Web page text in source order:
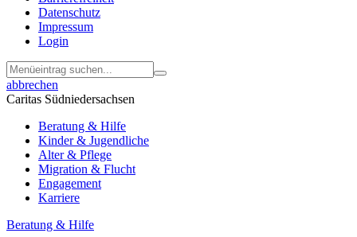
Datenschutz
Impressum
Login
abbrechen
Caritas Südniedersachsen
Beratung & Hilfe
Kinder & Jugendliche
Alter & Pflege
Migration & Flucht
Engagement
Karriere
Beratung & Hilfe